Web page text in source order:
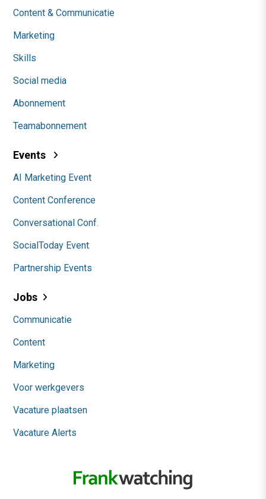
Content & Communicatie
Marketing
Skills
Social media
Abonnement
Teamabonnement
Events
AI Marketing Event
Content Conference
Conversational Conf.
SocialToday Event
Partnership Events
Jobs
Communicatie
Content
Marketing
Voor werkgevers
Vacature plaatsen
Vacature Alerts